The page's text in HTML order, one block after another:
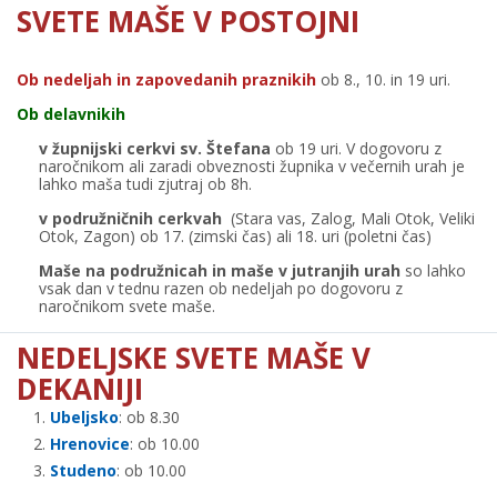
SVETE MAŠE V POSTOJNI
Ob nedeljah in zapovedanih praznikih ob 8., 10. in 19 uri.
Ob delavnikih
v župnijski cerkvi sv. Štefana ob 19 uri. V dogovoru z
naročnikom ali zaradi obveznosti župnika v večernih urah je
lahko maša tudi zjutraj ob 8h.
v podružničnih cerkvah (Stara vas, Zalog, Mali Otok, Veliki
Otok, Zagon) ob 17. (zimski čas) ali 18. uri (poletni čas)
Maše na podružnicah in maše v jutranjih urah so lahko
vsak dan v tednu razen ob nedeljah po dogovoru z
naročnikom svete maše.
NEDELJSKE SVETE MAŠE V
DEKANIJI
Ubeljsko: ob 8.30
Hrenovice: ob 10.00
Studeno: ob 10.00